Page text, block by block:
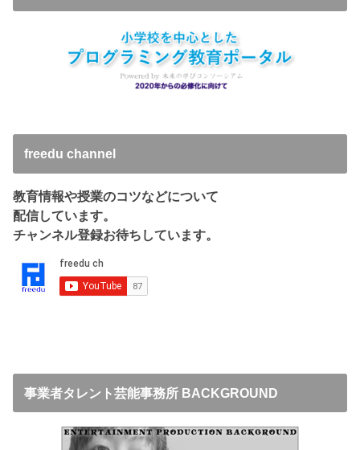
freedu channel
教育情報や授業のコツなどについて
配信しています。
チャンネル登録お待ちしています。
事業者タレント芸能事務所 BACKGROUND